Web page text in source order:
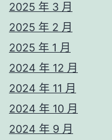
2025 年 3 月
2025 年 2 月
2025 年 1 月
2024 年 12 月
2024 年 11 月
2024 年 10 月
2024 年 9 月